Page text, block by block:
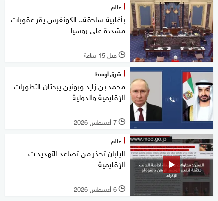
عالم
بأغلبية ساحقة.. الكونغرس يقر عقوبات
مشددة على روسيا
l قبل 15 ساعة
شرق أوسط
محمد بن زايد وبوتين يبحثان التطورات
الإقليمية والدولية
l 7 أغسطس 2026
عالم
اليابان تحذر من تصاعد التهديدات
الإقليمية
l 6 أغسطس 2026